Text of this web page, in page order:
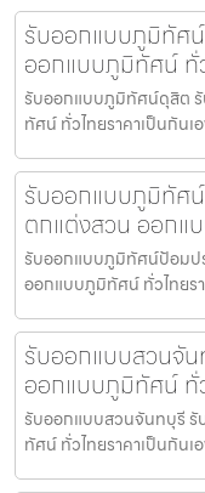
รับออกแบบภูมิทัศ
ออกแบบภูมิทัศน์ ทั่
รับออกแบบภูมิทัศน์ดุสิต
ทัศน์ ทั่วไทยราคาเป็นกัน
รับออกแบบภูมิทัศ
ตกแต่งสวน ออกแ
รับออกแบบภูมิทัศน์ป้อมป
ออกแบบภูมิทัศน์ ทั่วไทยร
รับออกแบบสวนจั
ออกแบบภูมิทัศน์ ทั่
รับออกแบบสวนจันทบุรี
ทัศน์ ทั่วไทยราคาเป็นกัน